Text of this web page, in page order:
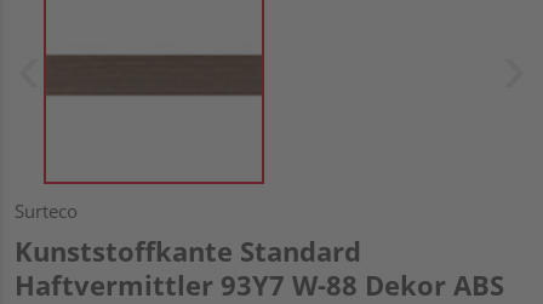
Surteco
Kunststoffkante Standard
Haftvermittler 93Y7 W-88 Dekor ABS